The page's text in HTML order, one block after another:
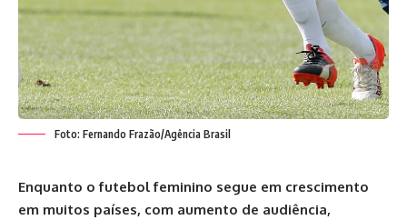
Foto: Fernando Frazão/Agência Brasil
Enquanto o futebol feminino segue em crescimento
em muitos países, com aumento de audiência,